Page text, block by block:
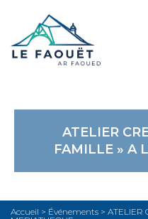
ATELIER
FAMILLE » A
Accueil > Événements > ATELIER